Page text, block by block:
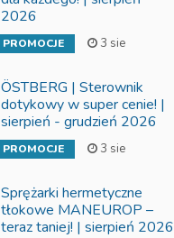
2026
PROMOCJE 3 sie
ÖSTBERG | Sterownik
dotykowy w super cenie! |
sierpień - grudzień 2026
PROMOCJE 3 sie
Sprężarki hermetyczne
tłokowe MANEUROP –
teraz taniej! | sierpień 2026